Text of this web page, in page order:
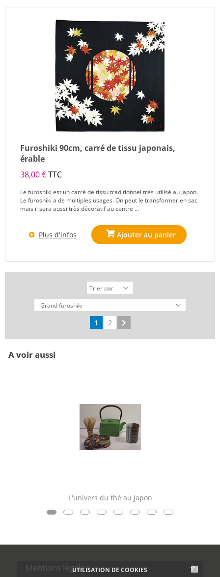
UTILISATION DE COOKIES
Furoshiki 90cm, carré de tissu japonais,
érable
38,00 €TTC
Le furoshiki est un carré de tissu traditionnel très utilisé au Japon.
Le furoshiki a de multiples usages. On peut le transformer en sac
mais il sera aussi très décoratif au centre ...
Plus d'infos
1 2
A voir aussi
L'univers du thé au Japon
Mentions légales